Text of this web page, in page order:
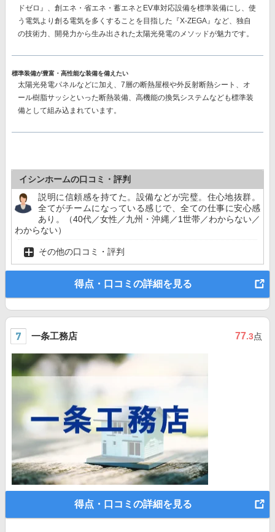
ドゼロ』、創エネ・省エネ・蓄エネとEV車対応設備を標準装備にし、使
う電気より創る電気を多くすることを目指した『X-ZEGA』など、独自
の技術力、開発力から生み出された太陽光発電のメソッドが魅力です。
標準装備が豊富・高性能な装備を備えたい
太陽光発電パネルなどに加え、7層の断熱屋根や外反射断熱シート、オ
ール樹脂サッシといった断熱装備、高機能の換気システムなども標準装
備として組み込まれています。
イシンホームの口コミ・評判
説明に信頼感を持てた。設備などが完璧。住心地抜群。
全てがチームになっている感じで、全ての仕事に安心感
あり。（40代／女性／九州・沖縄／1世帯／わからない／
わからない）
その他の口コミ・評判
得点・口コミの詳細を見る
一条工務店 77.3点
得点・口コミの詳細を見る